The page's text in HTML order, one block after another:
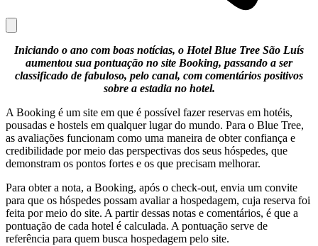
Iniciando o ano com boas notícias, o Hotel Blue Tree São Luís
aumentou sua pontuação no site Booking, passando a ser
classificado de fabuloso, pelo canal, com comentários positivos
sobre a estadia no hotel.
A Booking é um site em que é possível fazer reservas em hotéis,
pousadas e hostels em qualquer lugar do mundo. Para o Blue Tree,
as avaliações funcionam como uma maneira de obter confiança e
credibilidade por meio das perspectivas dos seus hóspedes, que
demonstram os pontos fortes e os que precisam melhorar.
Para obter a nota, a Booking, após o check-out, envia um convite
para que os hóspedes possam avaliar a hospedagem, cuja reserva foi
feita por meio do site. A partir dessas notas e comentários, é que a
pontuação de cada hotel é calculada. A pontuação serve de
referência para quem busca hospedagem pelo site.